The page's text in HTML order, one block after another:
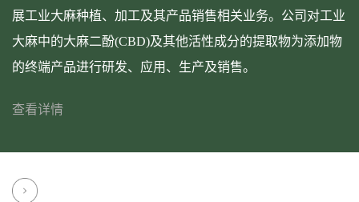
展工业大麻种植、加工及其产品销售相关业务。公司对工业
大麻中的大麻二酚(CBD)及其他活性成分的提取物为添加物
的终端产品进行研发、应用、生产及销售。
查看详情